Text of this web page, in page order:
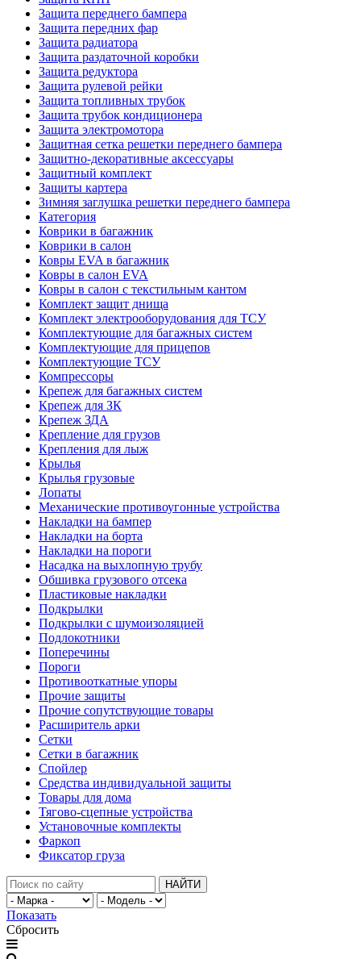
Защита переднего бампера
Защита передних фар
Защита радиатора
Защита раздаточной коробки
Защита редуктора
Защита рулевой рейки
Защита топливных трубок
Защита трубок кондиционера
Защита электромотора
Защитная сетка решетки переднего бампера
Защитно-декоративные аксессуары
Защитный комплект
Защиты картера
Зимняя заглушка решетки переднего бампера
Категория
Коврики в багажник
Коврики в салон
Ковры EVA в багажник
Ковры в салон EVA
Ковры в салон с текстильным кантом
Комплект защит днища
Комплект электрооборудования для ТСУ
Комплектующие для багажных систем
Комплектующие для прицепов
Комплектующие ТСУ
Компрессоры
Крепеж для багажных систем
Крепеж для ЗК
Крепеж ЗДА
Крепление для грузов
Крепления для лыж
Крылья
Крылья грузовые
Лопаты
Механические противоугонные устройства
Накладки на бампер
Накладки на борта
Накладки на пороги
Насадка на выхлопную трубу
Обшивка грузового отсека
Пластиковые накладки
Подкрылки
Подкрылки с шумоизоляцией
Подлокотники
Поперечины
Пороги
Противооткатные упоры
Прочие защиты
Прочие сопутствующие товары
Расширитель арки
Сетки
Сетки в багажник
Спойлер
Средства индивидуальной защиты
Товары для дома
Тягово-сцепные устройства
Установочные комплекты
Фаркоп
Фиксатор груза
НАЙТИ
Показать
Сбросить